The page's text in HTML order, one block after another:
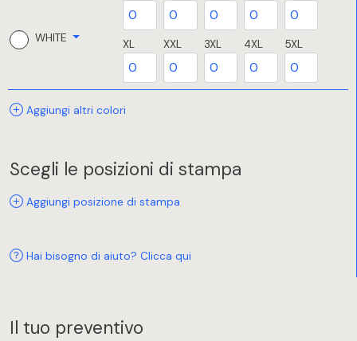
WHITE XL XXL 3XL 4XL 5XL
Aggiungi altri colori
Scegli le posizioni di stampa
Aggiungi posizione di stampa
Hai bisogno di aiuto? Clicca qui
Il tuo preventivo